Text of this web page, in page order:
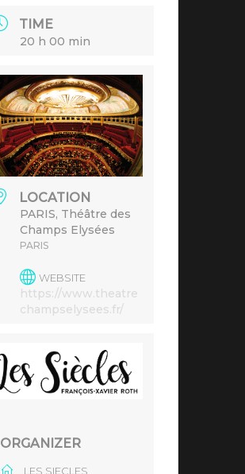
TIME
20 h 00 min
LOCATION
PARIS, Théâtre des
Champs Elysées
PARIS
WEBSITE
https://www.theatre
champselysees.fr/
ORGANIZER
LES SIECLES